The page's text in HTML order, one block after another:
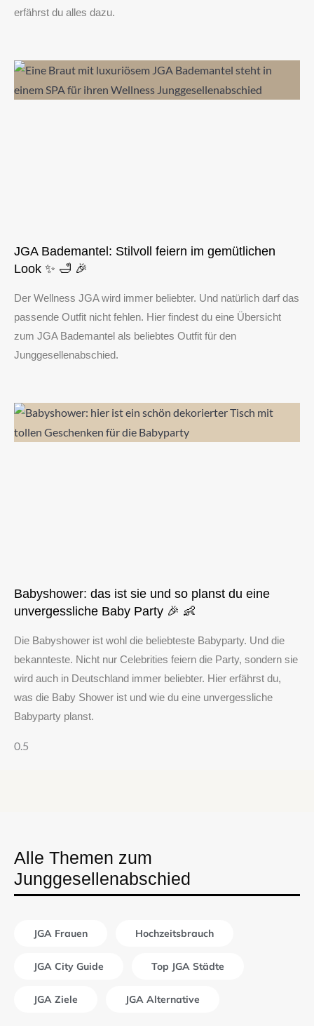
erfährst du alles dazu.
JGA Bademantel: Stilvoll feiern im gemütlichen
Look ✨ 🛁 🎉
Der Wellness JGA wird immer beliebter. Und natürlich darf das
passende Outfit nicht fehlen. Hier findest du eine Übersicht
zum JGA Bademantel als beliebtes Outfit für den
Junggesellenabschied.
Babyshower: das ist sie und so planst du eine
unvergessliche Baby Party 🎉 👶
Die Babyshower ist wohl die beliebteste Babyparty. Und die
bekannteste. Nicht nur Celebrities feiern die Party, sondern sie
wird auch in Deutschland immer beliebter. Hier erfährst du,
was die Baby Shower ist und wie du eine unvergessliche
Babyparty planst.
Alle Themen zum
Junggesellenabschied
JGA Frauen Hochzeitsbrauch
JGA City Guide Top JGA Städte
JGA Ziele JGA Alternative